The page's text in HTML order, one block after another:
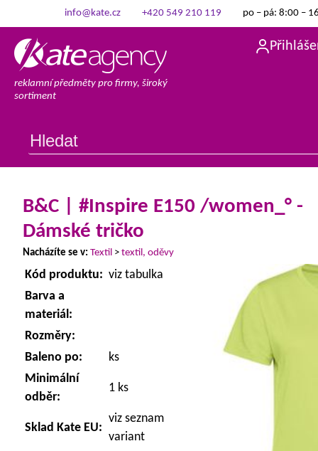
info@kate.cz +420 549 210 119 po – pá: 8:00 –
reklamní předměty pro firmy, široký
sortiment
B&C | #Inspire E150 /women_° -
Dámské tričko
Nacházíte se v: Textil > textil, oděvy
Kód produktu: viz tabulka
Barva a
materiál:
Rozměry:
Baleno po:
ks
Minimální
odběr:
1 ks
Sklad Kate EU:
viz seznam
variant